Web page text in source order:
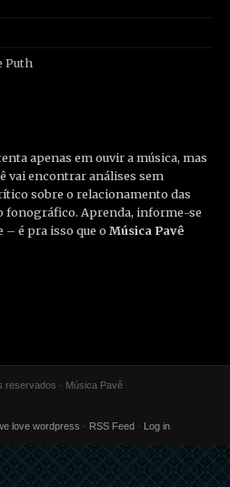
Puth
apenas em ouvir a música, mas
vai encontrar análises sem
sobre o relacionamento das
fonográfico. Aprenda, informe-se
é pra isso que oMúsica Pavê
reservados · Música Pavê
love wordpress · RSS Feed · Log in